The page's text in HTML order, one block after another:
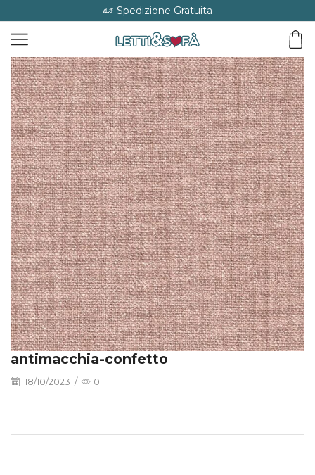
Spedizione Gratuita
antimacchia-confetto
18/10/2023 / 0